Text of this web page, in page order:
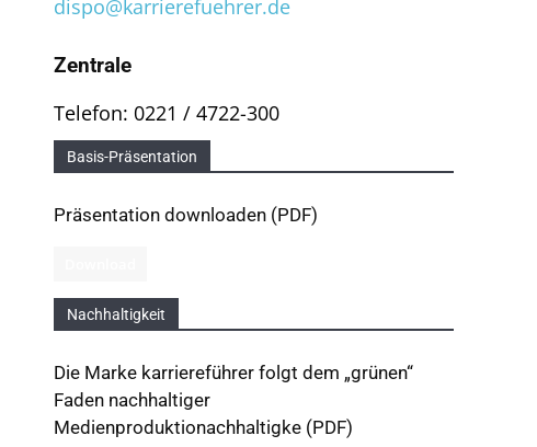
dispo@karrierefuehrer.de
Zentrale
Telefon: 0221 / 4722-300
Basis-Präsentation
Präsentation downloaden (PDF)
Nachhaltigkeit
Die Marke karriereführer folgt dem „grünen“
Faden nachhaltiger
Medienproduktionachhaltigke (PDF)